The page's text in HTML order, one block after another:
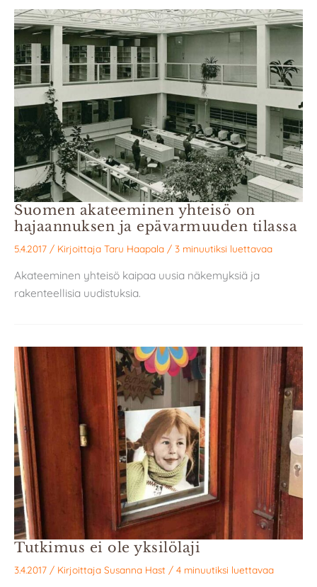
Suomen akateeminen yhteisö on
hajaannuksen ja epävarmuuden tilassa
5.4.2017 / Kirjoittaja Taru Haapala / 3 minuutiksi luettavaa
Akateeminen yhteisö kaipaa uusia näkemyksiä ja
rakenteellisia uudistuksia.
Tutkimus ei ole yksilölaji
3.4.2017 / Kirjoittaja Susanna Hast / 4 minuutiksi luettavaa